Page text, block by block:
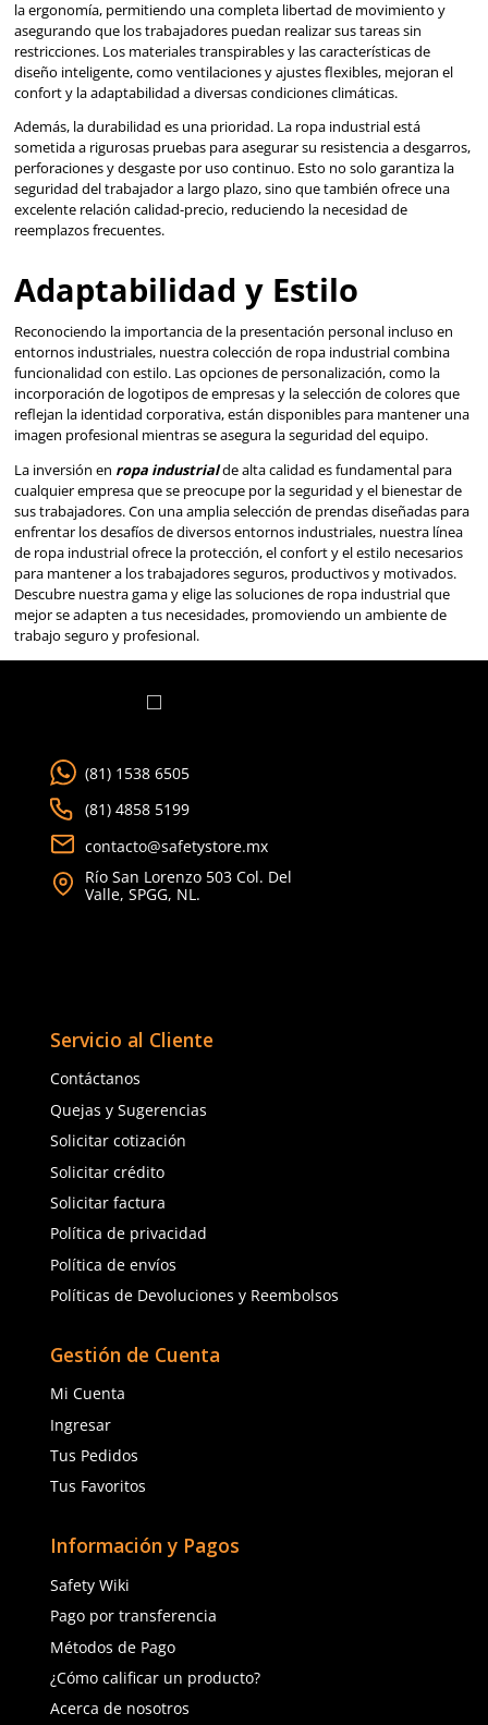
Adaptabilidad y Estilo
entornos industriales, nuestra colección de ropa
funcionalidad con estilo. Las opciones de personalización,
incorporación de logotipos de empresas y la selección de
reflejan la identidad corporativa, están disponibles para
imagen profesional mientras se asegura la seguridad del
La inversión enropa industrial de alta calidad es
cualquier empresa que se preocupe por la seguridad y el
sus trabajadores. Con una amplia selección de prendas
enfrentar los desafíos de diversos entornos industriales,
de ropa industrial ofrece la protección, el confort y el
para mantener a los trabajadores seguros, productivos y
Descubre nuestra gama y elige las soluciones de ropa
mejor se adapten a tus necesidades, promoviendo un
trabajo seguro y profesional.
Ropa Industrial: La
Línea de Defensa
Riesgos Laborales
temperaturas extremas, la
protección de los trabajadores. Esta categoría de
protección personal
lesiones específicas, sino que también contribuye al
eficiencia durante la jornada laboral. La elección
industrial puede significar la diferencia entre un día
para Cada Tarea
Nuestra gama de ropa industrial incluye prendas
cumplir con las normativas de seguridad más exigentes,
resistentes a productos químicos
ignífugos, cada pieza está fabricada con materiales de la
calidad para ofrecer la máxima protección.
Para aquellos en la industria de la construcción o
ofrecemos ropa de trabajo duradera que protege contra
reflectantes son esenciales para trabajadores que operan
seguridad mediante la aumentación de su visibilidad.
Confort y Durabilidad
Compromisos
Entendemos que la ropa industrial debe ser cómoda, así
protectora, para soportar largas horas de uso en
menudo desafiantes. Nuestras prendas están diseñadas
la ergonomía, permitiendo una completa libertad de
asegurando que los trabajadores puedan realizar sus
restricciones. Los materiales transpirables y las